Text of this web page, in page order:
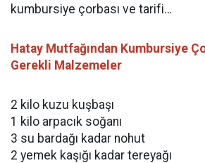
kumbursiye çorbası ve tarifi…
Hatay Mutfağından Kumbursiye
Gerekli Malzemeler
2 kilo kuzu kuşbaşı
1 kilo arpacık soğanı
3 su bardağı kadar nohut
2 yemek kaşığı kadar tereyağı